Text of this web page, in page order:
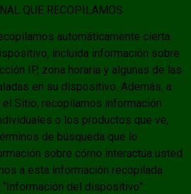
QUE RECOPILAMOS
automáticamente cierta
incluida información sobre
IP, zona horaria y algunas de las
en su dispositivo. Además, a
Sitio, recopilamos información
o los productos que ve,
de búsqueda que lo
sobre cómo interactúa usted
a esta información recopilada
del dispositivo”.